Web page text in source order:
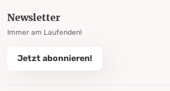
Newsletter
Immer am Laufenden!
Jetzt abonnieren!